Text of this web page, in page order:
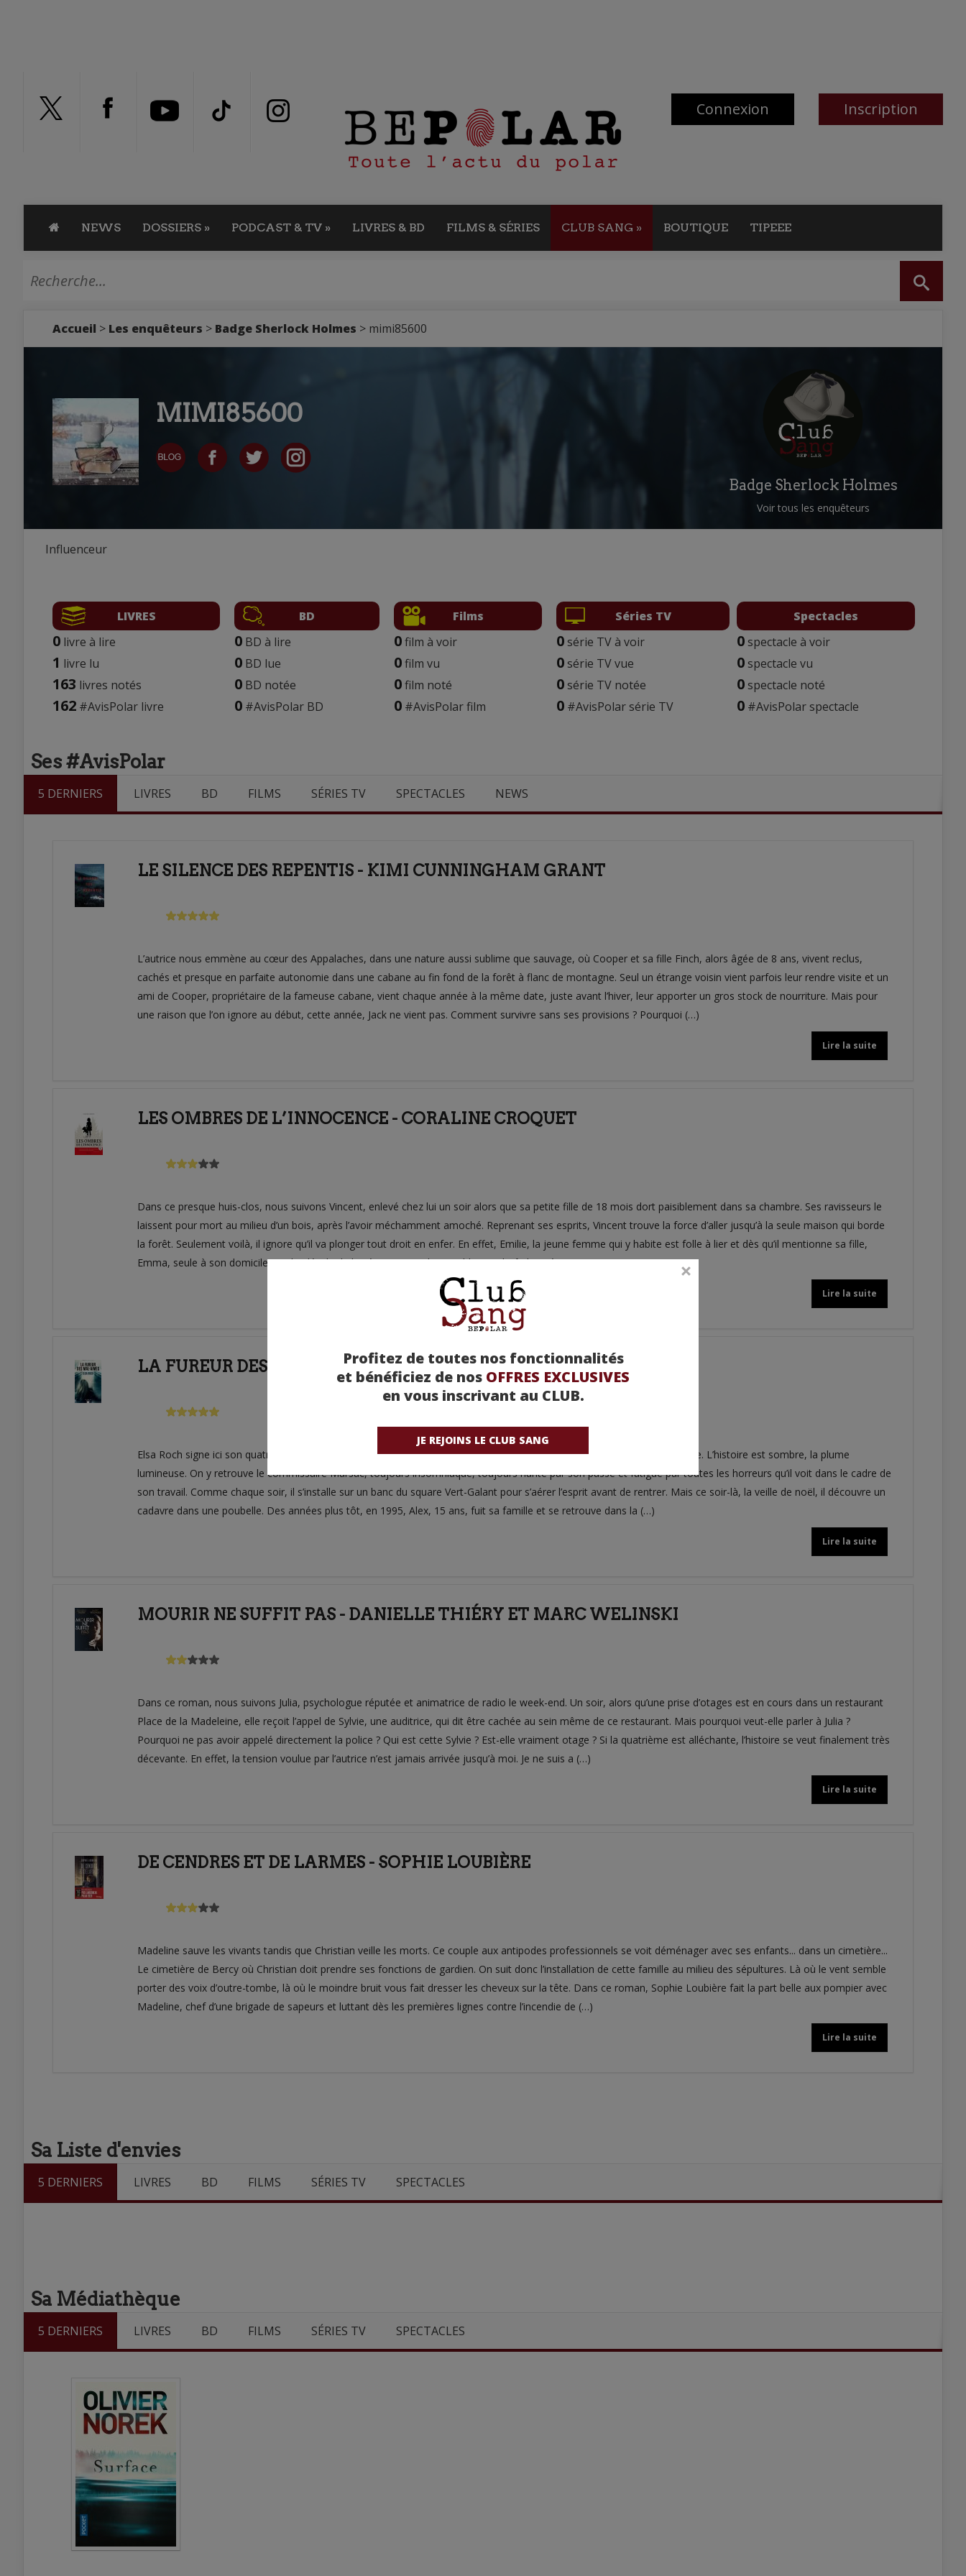
Connexion Inscription
NEWS DOSSIERS » PODCAST & TV » LIVRES & BD FILMS & SÉRIES CLUB SANG » BOUTIQUE TIPEEE
Profitez de toutes nos fonctionnalités
et bénéficiez de nos OFFRES EXCLUSIVES
en vous inscrivant au CLUB.
JE REJOINS LE CLUB SANG
Accueil > Les enquêteurs > Badge Sherlock Holmes > mimi85600
MIMI85600
Badge Sherlock Holmes
Voir tous les enquêteurs
Influenceur
LIVRES
0 livre à lire
1 livre lu
163 livres notés
162 #AvisPolar livre
BD
0 BD à lire
0 BD lue
0 BD notée
0 #AvisPolar BD
Films
0film à voir
0film vu
0film noté
0 #AvisPolar film
Séries TV
0 série TV à voir
0 série TV vue
0 série TV notée
0 #AvisPolar série TV
Spectacles
0 spectacle à voir
0 spectacle vu
0 spectacle noté
0 #AvisPolar spectacle
Ses #AvisPolar
5 DERNIERS LIVRES BD FILMS SÉRIES TV SPECTACLES NEWS
LE SILENCE DES REPENTIS - KIMI CUNNINGHAM GRANT
L’autrice nous emmène au cœur des Appalaches, dans une nature aussi sublime que sauvage, où Cooper et sa fille Finch, alors âgée de 8 ans, vivent reclus,
cachés et presque en parfaite autonomie dans une cabane au fin fond de la forêt à flanc de montagne. Seul un étrange voisin vient parfois leur rendre visite et un
ami de Cooper, propriétaire de la fameuse cabane, vient chaque année à la même date, juste avant l’hiver, leur apporter un gros stock de nourriture. Mais pour
une raison que l’on ignore au début, cette année, Jack ne vient pas. Comment survivre sans ses provisions ? Pourquoi (…)
Lire la suite
LES OMBRES DE L’INNOCENCE - CORALINE CROQUET
Dans ce presque huis-clos, nous suivons Vincent, enlevé chez lui un soir alors que sa petite fille de 18 mois dort paisiblement dans sa chambre. Ses ravisseurs le
laissent pour mort au milieu d’un bois, après l’avoir méchamment amoché. Reprenant ses esprits, Vincent trouve la force d’aller jusqu’à la seule maison qui borde
la forêt. Seulement voilà, il ignore qu’il va plonger tout droit en enfer. En effet, Emilie, la jeune femme qui y habite est folle à lier et dès qu’il mentionne sa fille,
Emma, seule à son domicile, Emilie décide de le séquestrer. Si l’ensemble est plutôt bien écrit, (…)
Lire la suite
LA FUREUR DES MAL-AIMÉS - ELSA ROCH
Elsa Roch signe ici son quatrième roman et comme à chaque fois, elle vous embarque, vous transporte, vous bouleverse. L’histoire est sombre, la plume
lumineuse. On y retrouve le commissaire Marsac, toujours insomniaque, toujours hanté par son passé et fatigué par toutes les horreurs qu’il voit dans le cadre de
son travail. Comme chaque soir, il s’installe sur un banc du square Vert-Galant pour s’aérer l’esprit avant de rentrer. Mais ce soir-là, la veille de noël, il découvre un
cadavre dans une poubelle. Des années plus tôt, en 1995, Alex, 15 ans, fuit sa famille et se retrouve dans la (…)
Lire la suite
MOURIR NE SUFFIT PAS - DANIELLE THIÉRY ET MARC WELINSKI
Dans ce roman, nous suivons Julia, psychologue réputée et animatrice de radio le week-end. Un soir, alors qu’une prise d’otages est en cours dans un restaurant
Place de la Madeleine, elle reçoit l’appel de Sylvie, une auditrice, qui dit être cachée au sein même de ce restaurant. Mais pourquoi veut-elle parler à Julia ?
Pourquoi ne pas avoir appelé directement la police ? Qui est cette Sylvie ? Est-elle vraiment otage ? Si la quatrième est alléchante, l’histoire se veut finalement très
décevante. En effet, la tension voulue par l’autrice n’est jamais arrivée jusqu’à moi. Je ne suis a (…)
Lire la suite
DE CENDRES ET DE LARMES - SOPHIE LOUBIÈRE
Madeline sauve les vivants tandis que Christian veille les morts. Ce couple aux antipodes professionnels se voit déménager avec ses enfants... dans un cimetière...
Le cimetière de Bercy où Christian doit prendre ses fonctions de gardien. On suit donc l’installation de cette famille au milieu des sépultures. Là où le vent semble
porter des voix d’outre-tombe, là où le moindre bruit vous fait dresser les cheveux sur la tête. Dans ce roman, Sophie Loubière fait la part belle aux pompier avec
Madeline, chef d’une brigade de sapeurs et luttant dès les premières lignes contre l’incendie de (…)
Lire la suite
Sa Liste d'envies
5 DERNIERS LIVRES BD FILMS SÉRIES TV SPECTACLES
Sa Médiathèque
5 DERNIERS LIVRES BD FILMS SÉRIES TV SPECTACLES